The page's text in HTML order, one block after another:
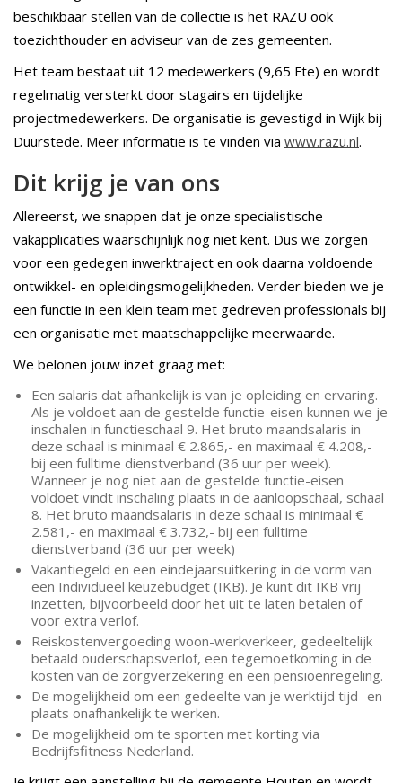
beschikbaar stellen van de collectie is het RAZU ook
toezichthouder en adviseur van de zes gemeenten.
Het team bestaat uit 12 medewerkers (9,65 Fte) en wordt
regelmatig versterkt door stagairs en tijdelijke
projectmedewerkers. De organisatie is gevestigd in Wijk bij
Duurstede. Meer informatie is te vinden via www.razu.nl.
Dit krijg je van ons
Allereerst, we snappen dat je onze specialistische
vakapplicaties waarschijnlijk nog niet kent. Dus we zorgen
voor een gedegen inwerktraject en ook daarna voldoende
ontwikkel- en opleidingsmogelijkheden. Verder bieden we je
een functie in een klein team met gedreven professionals bij
een organisatie met maatschappelijke meerwaarde.
We belonen jouw inzet graag met:
Een salaris dat afhankelijk is van je opleiding en ervaring.
Als je voldoet aan de gestelde functie-eisen kunnen we je
inschalen in functieschaal 9. Het bruto maandsalaris in
deze schaal is minimaal € 2.865,- en maximaal € 4.208,-
bij een fulltime dienstverband (36 uur per week).
Wanneer je nog niet aan de gestelde functie-eisen
voldoet vindt inschaling plaats in de aanloopschaal, schaal
8. Het bruto maandsalaris in deze schaal is minimaal €
2.581,- en maximaal € 3.732,- bij een fulltime
dienstverband (36 uur per week)
Vakantiegeld en een eindejaarsuitkering in de vorm van
een Individueel keuzebudget (IKB). Je kunt dit IKB vrij
inzetten, bijvoorbeeld door het uit te laten betalen of
voor extra verlof.
Reiskostenvergoeding woon-werkverkeer, gedeeltelijk
betaald ouderschapsverlof, een tegemoetkoming in de
kosten van de zorgverzekering en een pensioenregeling.
De mogelijkheid om een gedeelte van je werktijd tijd- en
plaats onafhankelijk te werken.
De mogelijkheid om te sporten met korting via
Bedrijfsfitness Nederland.